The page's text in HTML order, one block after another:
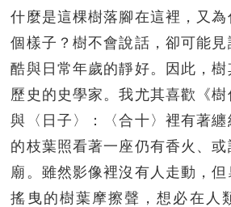
什麼是這棵樹落腳在這裡，又
個樣子？樹不會說話，卻可能
酷與日常年歲的靜好。因此，
歷史的史學家。我尤其喜歡《樹
與〈日子〉：〈合十〉裡有著
的枝葉照看著一座仍有香火、
廟。雖然影像裡沒有人走動，
搖曳的樹葉摩擦聲，想必在人